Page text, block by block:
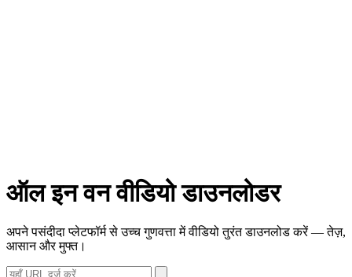
ऑल इन वन वीडियो डाउनलोडर
अपने पसंदीदा प्लेटफॉर्म से उच्च गुणवत्ता में वीडियो तुरंत डाउनलोड करें — तेज़,
आसान और मुफ्त।